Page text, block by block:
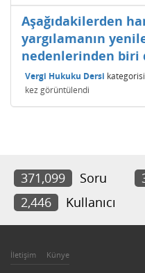
Aşağıdakilerden
yargılamanın
nedenlerinden biri
Vergi Hukuku Dersi
kez görüntülendi
371,099 Soru
2,446
Kullanıcı
İletişim Künye